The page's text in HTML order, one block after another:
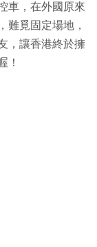
車，在外國原來
難覓固定場地，
，讓香港終於擁
！